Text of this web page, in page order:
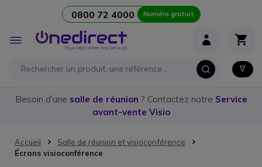
0800 72 4000 Numéro gratuit
Affichage
navigation
Besoin d’une salle de réunion ? Contactez notre Service
avant-vente Visio
Accueil
Salle de réunion et visioconférence
Écrans visioconférence